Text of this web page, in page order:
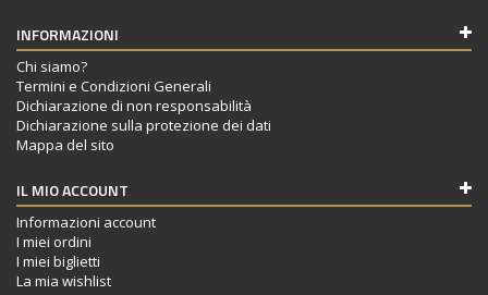
INFORMAZIONI
Chi siamo?
Termini e Condizioni Generali
Dichiarazione di non responsabilità
Dichiarazione sulla protezione dei dati
Mappa del sito
IL MIO ACCOUNT
Informazioni account
I miei ordini
I miei biglietti
La mia wishlist